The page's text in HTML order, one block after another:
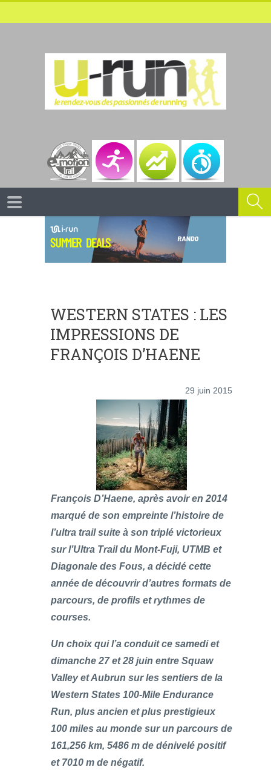
WESTERN STATES : LES
IMPRESSIONS DE
FRANÇOIS D’HAENE
29 juin 2015
François D’Haene, après avoir en 2014
marqué de son empreinte l’histoire de
l’ultra trail suite à son triplé victorieux
sur l’Ultra Trail du Mont-Fuji, UTMB et
Diagonale des Fous, a décidé cette
année de découvrir d’autres formats de
parcours, de profils et rythmes de
courses.
Un choix qui l’a conduit ce samedi et
dimanche 27 et 28 juin entre Squaw
Valley et Aubrun sur les sentiers de la
Western States 100-Mile Endurance
Run, plus ancien et plus prestigieux
100 miles au monde sur un parcours de
161,256 km, 5486 m de dénivelé positif
et 7010 m de négatif.